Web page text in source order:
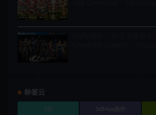
标签云
3D 3dMax插件